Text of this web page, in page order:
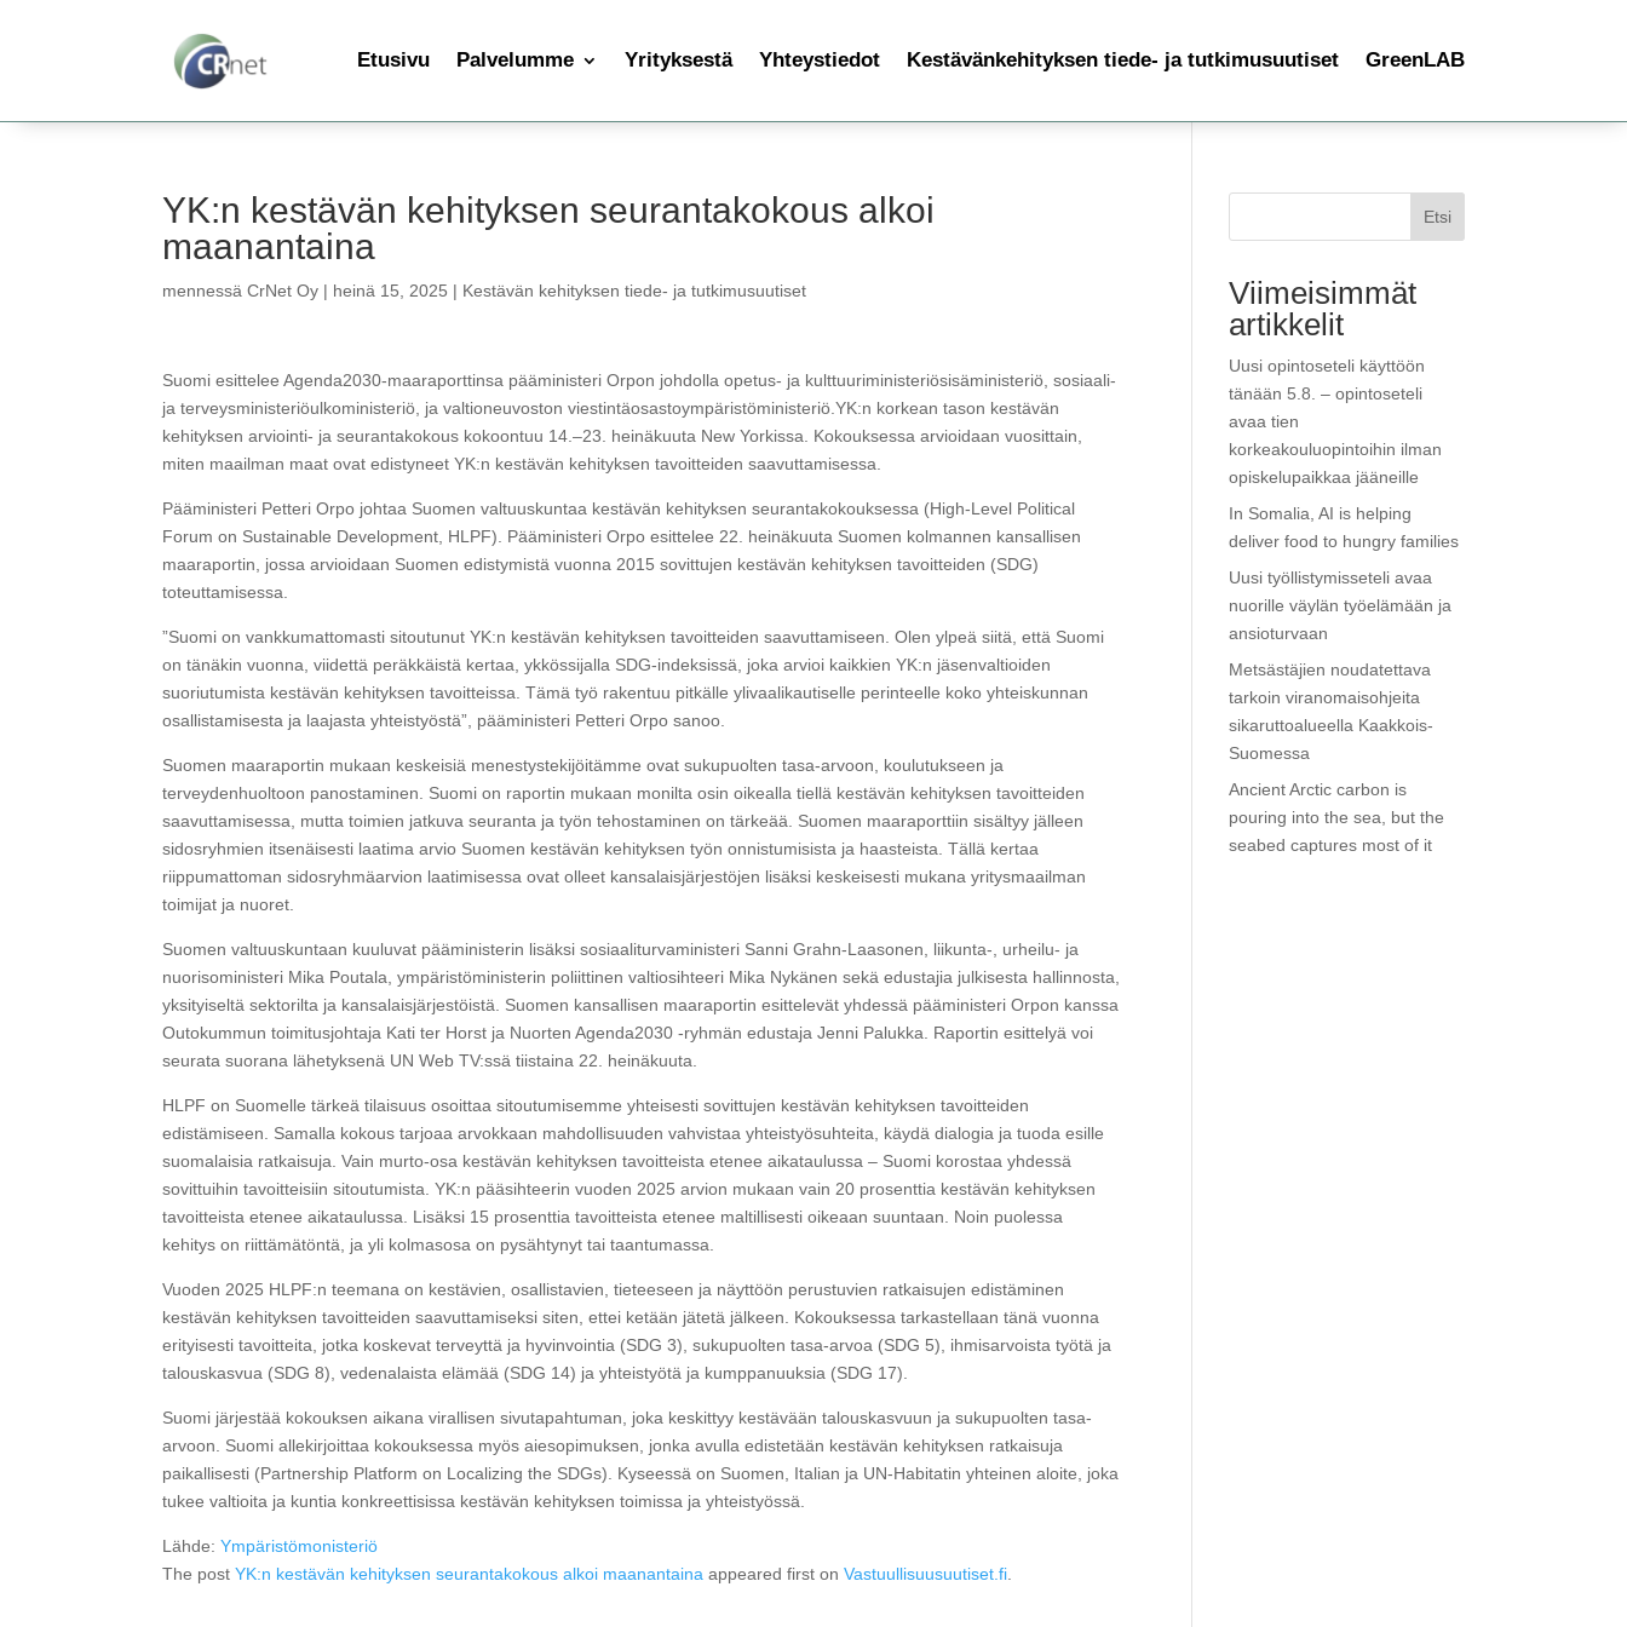
Etusivu Palvelumme Yrityksestä Yhteystiedot Kestävänkehityksen tiede- ja tutkimusuutiset GreenLAB
YK:n kestävän kehityksen seurantakokous alkoi
maanantaina
mennessäCrNet Oy | heinä 15, 2025 | Kestävän kehityksen tiede- ja tutkimusuutiset
Suomi esittelee Agenda2030-maaraporttinsa pääministeri Orpon johdolla opetus- ja kulttuuriministeriösisäministeriö, sosiaali-
ja terveysministeriöulkoministeriö, ja valtioneuvoston viestintäosastoympäristöministeriö.YK:n korkean tason kestävän
kehityksen arviointi- ja seurantakokous kokoontuu 14.–23. heinäkuuta New Yorkissa. Kokouksessa arvioidaan vuosittain,
miten maailman maat ovat edistyneet YK:n kestävän kehityksen tavoitteiden saavuttamisessa.
Pääministeri Petteri Orpo johtaa Suomen valtuuskuntaa kestävän kehityksen seurantakokouksessa (High-Level Political
Forum on Sustainable Development, HLPF). Pääministeri Orpo esittelee 22. heinäkuuta Suomen kolmannen kansallisen
maaraportin, jossa arvioidaan Suomen edistymistä vuonna 2015 sovittujen kestävän kehityksen tavoitteiden (SDG)
toteuttamisessa.
”Suomi on vankkumattomasti sitoutunut YK:n kestävän kehityksen tavoitteiden saavuttamiseen. Olen ylpeä siitä, että Suomi
on tänäkin vuonna, viidettä peräkkäistä kertaa, ykkössijalla SDG-indeksissä, joka arvioi kaikkien YK:n jäsenvaltioiden
suoriutumista kestävän kehityksen tavoitteissa. Tämä työ rakentuu pitkälle ylivaalikautiselle perinteelle koko yhteiskunnan
osallistamisesta ja laajasta yhteistyöstä”, pääministeri Petteri Orpo sanoo.
Suomen maaraportin mukaan keskeisiä menestystekijöitämme ovat sukupuolten tasa-arvoon, koulutukseen ja
terveydenhuoltoon panostaminen. Suomi on raportin mukaan monilta osin oikealla tiellä kestävän kehityksen tavoitteiden
saavuttamisessa, mutta toimien jatkuva seuranta ja työn tehostaminen on tärkeää. Suomen maaraporttiin sisältyy jälleen
sidosryhmien itsenäisesti laatima arvio Suomen kestävän kehityksen työn onnistumisista ja haasteista. Tällä kertaa
riippumattoman sidosryhmäarvion laatimisessa ovat olleet kansalaisjärjestöjen lisäksi keskeisesti mukana yritysmaailman
toimijat ja nuoret.
Suomen valtuuskuntaan kuuluvat pääministerin lisäksi sosiaaliturvaministeri Sanni Grahn-Laasonen, liikunta-, urheilu- ja
nuorisoministeri Mika Poutala, ympäristöministerin poliittinen valtiosihteeri Mika Nykänen sekä edustajia julkisesta hallinnosta,
yksityiseltä sektorilta ja kansalaisjärjestöistä. Suomen kansallisen maaraportin esittelevät yhdessä pääministeri Orpon kanssa
Outokummun toimitusjohtaja Kati ter Horst ja Nuorten Agenda2030 -ryhmän edustaja Jenni Palukka. Raportin esittelyä voi
seurata suorana lähetyksenä UN Web TV:ssä tiistaina 22. heinäkuuta.
HLPF on Suomelle tärkeä tilaisuus osoittaa sitoutumisemme yhteisesti sovittujen kestävän kehityksen tavoitteiden
edistämiseen. Samalla kokous tarjoaa arvokkaan mahdollisuuden vahvistaa yhteistyösuhteita, käydä dialogia ja tuoda esille
suomalaisia ratkaisuja. Vain murto-osa kestävän kehityksen tavoitteista etenee aikataulussa – Suomi korostaa yhdessä
sovittuihin tavoitteisiin sitoutumista. YK:n pääsihteerin vuoden 2025 arvion mukaan vain 20 prosenttia kestävän kehityksen
tavoitteista etenee aikataulussa. Lisäksi 15 prosenttia tavoitteista etenee maltillisesti oikeaan suuntaan. Noin puolessa
kehitys on riittämätöntä, ja yli kolmasosa on pysähtynyt tai taantumassa.
Vuoden 2025 HLPF:n teemana on kestävien, osallistavien, tieteeseen ja näyttöön perustuvien ratkaisujen edistäminen
kestävän kehityksen tavoitteiden saavuttamiseksi siten, ettei ketään jätetä jälkeen. Kokouksessa tarkastellaan tänä vuonna
erityisesti tavoitteita, jotka koskevat terveyttä ja hyvinvointia (SDG 3), sukupuolten tasa-arvoa (SDG 5), ihmisarvoista työtä ja
talouskasvua (SDG 8), vedenalaista elämää (SDG 14) ja yhteistyötä ja kumppanuuksia (SDG 17).
Suomi järjestää kokouksen aikana virallisen sivutapahtuman, joka keskittyy kestävään talouskasvuun ja sukupuolten tasa-
arvoon. Suomi allekirjoittaa kokouksessa myös aiesopimuksen, jonka avulla edistetään kestävän kehityksen ratkaisuja
paikallisesti (Partnership Platform on Localizing the SDGs). Kyseessä on Suomen, Italian ja UN-Habitatin yhteinen aloite, joka
tukee valtioita ja kuntia konkreettisissa kestävän kehityksen toimissa ja yhteistyössä.
Lähde:Ympäristömonisteriö
The postYK:n kestävän kehityksen seurantakokous alkoi maanantaina appeared first onVastuullisuusuutiset.fi
Etsi
Viimeisimmät
artikkelit
Uusi opintoseteli käyttöön
tänään 5.8. – opintoseteli
avaa tien
korkeakouluopintoihin ilman
opiskelupaikkaa jääneille
In Somalia, AI is helping
deliver food to hungry families
Uusi työllistymisseteli avaa
nuorille väylän työelämään ja
ansioturvaan
Metsästäjien noudatettava
tarkoin viranomaisohjeita
sikaruttoalueella Kaakkois-
Suomessa
Ancient Arctic carbon is
pouring into the sea, but the
seabed captures most of it